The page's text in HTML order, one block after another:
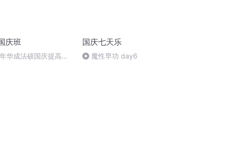
庆班
华成法硕国庆提高班
国庆七天乐
魔性早功 day6